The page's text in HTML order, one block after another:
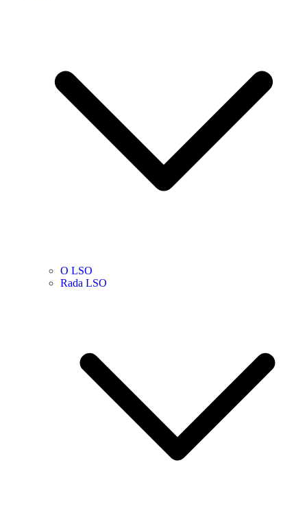
O LSO
Rada LSO